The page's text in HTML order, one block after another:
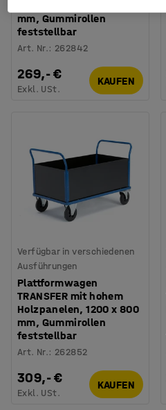
mm, Gummirollen
feststellbar
Art. Nr.: 262842
269,- €
Exkl. USt.
KAUFEN
Verfügbar in verschiedenen
Ausführungen
Plattformwagen
TRANSFER mit hohem
Holzpanelen, 1200 x 800
mm, Gummirollen
feststellbar
Art. Nr.: 262852
309,- €
Exkl. USt.
KAUFEN